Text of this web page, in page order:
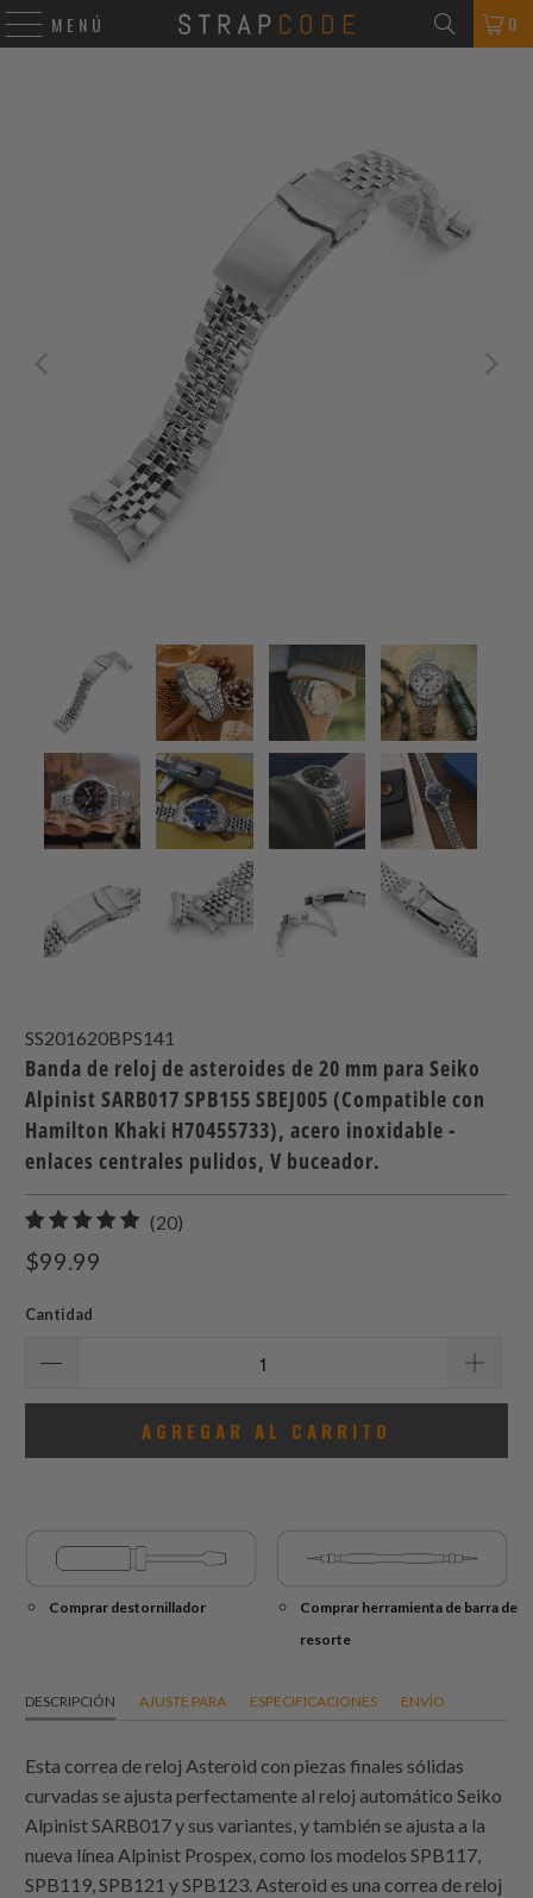
MENÚ 0
SS201620BPS141
Banda de reloj de asteroides de 20 mm para Seiko
Alpinist SARB017 SPB155 SBEJ005 (Compatible con
Hamilton Khaki H70455733), acero inoxidable -
enlaces centrales pulidos, V buceador.
(20)
$99.99
Cantidad
AGREGAR AL CARRITO
Comprar destornillador
Comprar herramienta de barra de
resorte
DESCRIPCIÓN AJUSTE PARA ESPECIFICACIONES ENVÍO
Esta correa de reloj Asteroid con piezas finales sólidas
curvadas se ajusta perfectamente al reloj automático Seiko
Alpinist SARB017 y sus variantes, y también se ajusta a la
nueva línea Alpinist Prospex, como los modelos SPB117,
SPB119, SPB121 y SPB123. Asteroid es una correa de reloj